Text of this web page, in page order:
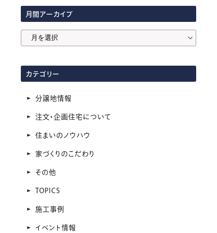
月間アーカイブ
ア
ー
カ
イ
カテゴリー
分譲地情報
注文・企画住宅について
住まいのノウハウ
家づくりのこだわり
その他
TOPICS
施工事例
イベント情報